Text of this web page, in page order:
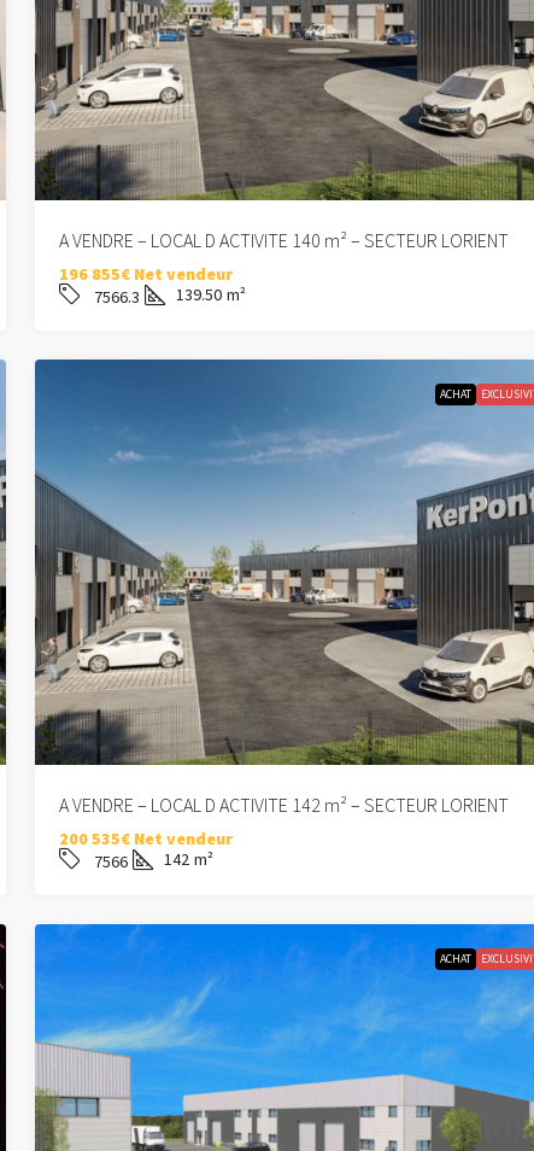
A VENDRE – LOCAL D ACTIVITE 140 m² – SECTEUR LORIENT
196 855€ Net vendeur
7566.3
139.50 m²
ACHAT
A VENDRE – LOCAL D ACTIVITE 142 m² – SECTEUR LORIENT
200 535€ Net vendeur
7566
142 m²
ACHAT
525 000€ FAI
8001